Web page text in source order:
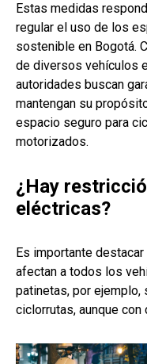
Estas medidas
regular el uso de los
sostenible en Bogotá.
de diversos vehículos
autoridades buscan
mantengan su
espacio seguro para
motorizados.
¿Hay
eléctricas?
Es importante
afectan a todos los
patinetas, por
ciclorrutas, aunque